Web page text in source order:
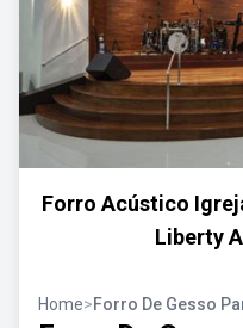
Forro Acústico
Liberty
Home>Forro De Gesso